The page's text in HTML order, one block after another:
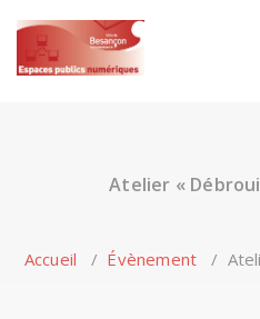
content
Atelier «
Accueil / Évènement /